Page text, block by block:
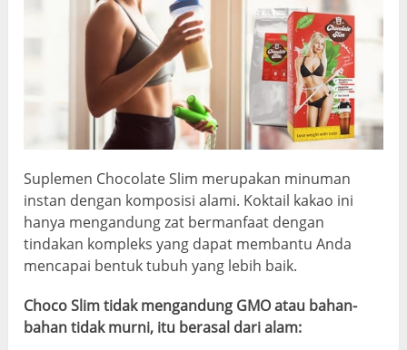
Suplemen Chocolate Slim merupakan minuman
instan dengan komposisi alami. Koktail kakao ini
hanya mengandung zat bermanfaat dengan
tindakan kompleks yang dapat membantu Anda
mencapai bentuk tubuh yang lebih baik.
Choco Slim tidak mengandung GMO atau bahan-
bahan tidak murni, itu berasal dari alam: